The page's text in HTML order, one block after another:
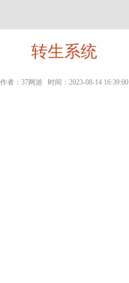
转生系统
作者：37网游 时间：2023-08-14 16:39:00